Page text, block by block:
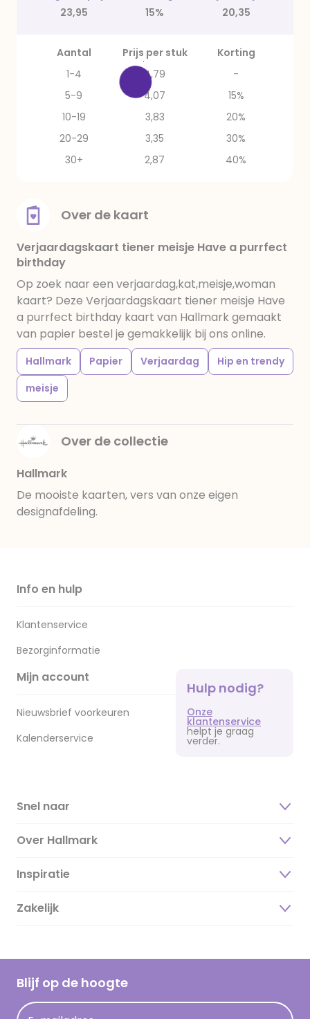
23,95
15% 20,35
Aantal Prijs per stuk
Korting
1-4
4,79
-
5-9
4,07
15%
10-19
3,83
20%
20-29
3,35
30%
30+
2,87 40%
Over de kaart
Verjaardagskaart tiener meisje Have a purrfect
birthday
Op zoek naar een verjaardag,kat,meisje,woman
kaart? Deze Verjaardagskaart tiener meisje Have
a purrfect birthday kaart van Hallmark gemaakt
van papier bestel je gemakkelijk bij ons online.
Hallmark Papier Verjaardag
Hip en trendy
meisje
Over de collectie
Hallmark
De mooiste kaarten, vers van onze eigen
designafdeling.
Info en hulp
Klantenservice
Bezorginformatie
Mijn account
Nieuwsbrief voorkeuren
Kalenderservice
Hulp nodig?
Onze
klantenservice
helpt je graag
verder.
Snel naar
Over Hallmark
Over ons
Duurzaamheid
Hallmark Kaartclub
Acties
Inspiratie
Magazine
Cadeau inspiratie
Kaartinspiratie
Zakelijk
Blijf op de hoogte